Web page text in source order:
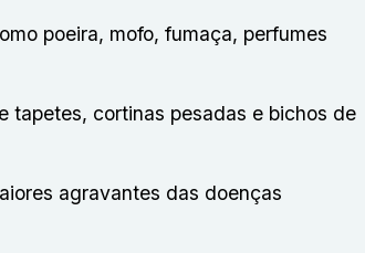
poeira, mofo, fumaça, perfumes
tapetes, cortinas pesadas e bichos de
agravantes das doenças